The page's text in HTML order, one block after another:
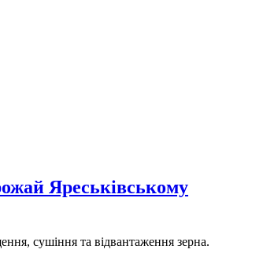
Яреськівському
сушіння та відвантаження зерна.